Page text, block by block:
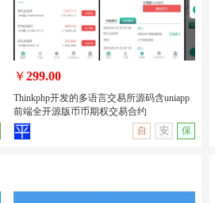
小程序/APP
无演示
￥299.00
Thinkphp开发的多语言交易所源码含uniapp
前端全开源版币币期权交易合约
自
安 保